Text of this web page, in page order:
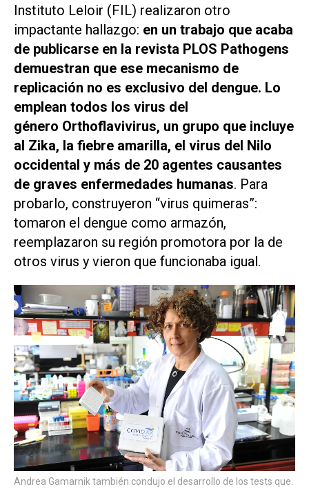
Instituto Leloir (FIL) realizaron otro
impactante hallazgo: en un trabajo que acaba
de publicarse en la revista PLOS Pathogens
demuestran que ese mecanismo de
replicación no es exclusivo del dengue. Lo
emplean todos los virus del
género Orthoflavivirus, un grupo que incluye
al Zika, la fiebre amarilla, el virus del Nilo
occidental y más de 20 agentes causantes
de graves enfermedades humanas. Para
probarlo, construyeron “virus quimeras”:
tomaron el dengue como armazón,
reemplazaron su región promotora por la de
otros virus y vieron que funcionaba igual.
Andrea Gamarnik también condujo el desarrollo de los tests que.